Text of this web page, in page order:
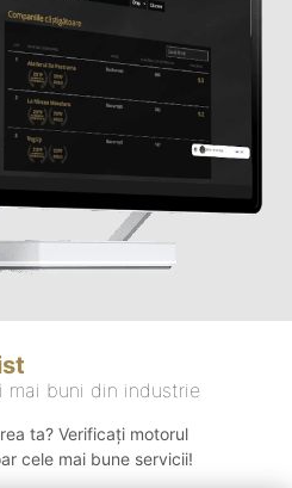
mai buni din industrie
ta? Verificați motorul
cele mai bune servicii!